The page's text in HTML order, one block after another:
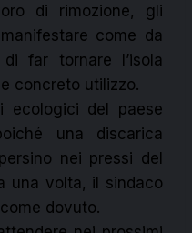
di rimozione, gli
come da
far tornare l’isola
concreto utilizzo.
ecologici del paese
una discarica
nei pressi del
una volta, il sindaco
dovuto.